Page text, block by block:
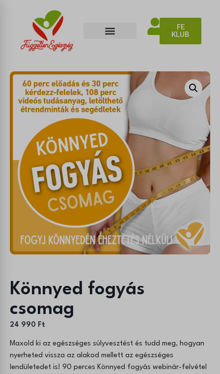
FE
KLUB
Könnyed fogyás
csomag
24 990 Ft
Maxold ki az egészséges súlyvesztést és tudd meg, hogyan
nyerheted vissza az alakod mellett az egészséges
lendületedet is! 90 perces Könnyed fogyás webinár-felvétel